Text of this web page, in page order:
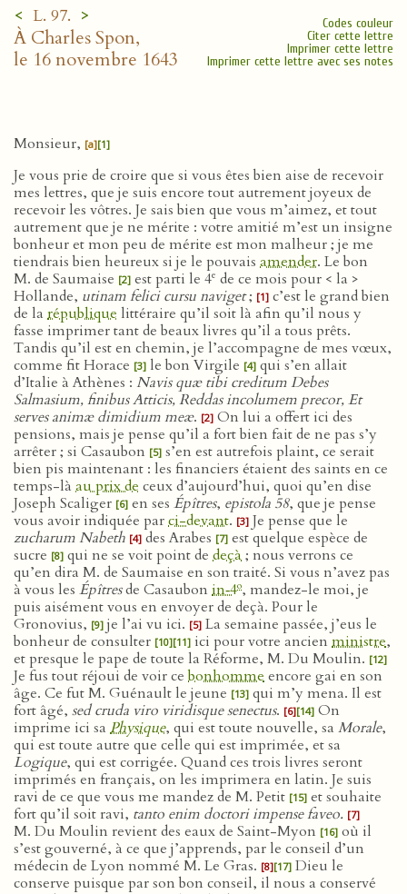
< L. 97. >
À Charles Spon,
le 16 novembre 1643
Codes couleur
Citer cette lettre
Imprimer cette lettre
Imprimer cette lettre avec ses notes
Monsieur, [a][1]
Je vous prie de croire que si vous êtes bien aise de recevoir
mes lettres, que je suis encore tout autrement joyeux de
recevoir les vôtres. Je sais bien que vous m’aimez, et tout
autrement que je ne mérite : votre amitié m’est un insigne
bonheur et mon peu de mérite est mon malheur ; je me
tiendrais bien heureux si je le pouvais amender. Le bon
M. de Saumaise [2] est parti le 4e de ce mois pour < la >
Hollande, utinam felici cursu naviget; [1] c’est le grand bien
de la république littéraire qu’il soit là afin qu’il nous y
fasse imprimer tant de beaux livres qu’il a tous prêts.
Tandis qu’il est en chemin, je l’accompagne de mes vœux,
comme fit Horace [3] le bon Virgile [4] qui s’en allait
d’Italie à Athènes : Navis quæ tibi creditum Debes
Salmasium, finibus Atticis, Reddas incolumem precor, Et
serves animæ dimidium meæ. [2] On lui a offert ici des
pensions, mais je pense qu’il a fort bien fait de ne pas s’y
arrêter ; si Casaubon [5] s’en est autrefois plaint, ce serait
bien pis maintenant : les financiers étaient des saints en ce
temps-là au prix de ceux d’aujourd’hui, quoi qu’en dise
Joseph Scaliger [6] en ses Épîtres, epistola 58, que je pense
vous avoir indiquée parci-devant. [3] Je pense que le
zucharum Nabeth [4] des Arabes [7] est quelque espèce de
sucre [8] qui ne se voit point de deçà; nous verrons ce
qu’en dira M. de Saumaise en son traité. Si vous n’avez pas
à vous les Épîtresde Casaubon in‑4o, mandez-le moi, je
puis aisément vous en envoyer de deçà. Pour le
Gronovius, [9] je l’ai vu ici. [5] La semaine passée, j’eus le
bonheur de consulter [10][11] ici pour votre ancien ministre,
et presque le pape de toute la Réforme, M. Du Moulin. [12]
Je fus tout réjoui de voir cebonhommeencore gai en son
âge. Ce fut M. Guénault le jeune [13] qui m’y mena. Il est
fort âgé, sed cruda viro viridisque senectus. [6][14] On
imprime ici sa Physique, qui est toute nouvelle, sa Morale,
qui est toute autre que celle qui est imprimée, et sa
Logique, qui est corrigée. Quand ces trois livres seront
imprimés en français, on les imprimera en latin. Je suis
ravi de ce que vous me mandez de M. Petit [15] et souhaite
fort qu’il soit ravi, tanto enim doctori impense faveo. [7]
M. Du Moulin revient des eaux de Saint-Myon [16] où il
s’est gouverné, à ce que j’apprends, par le conseil d’un
médecin de Lyon nommé M. Le Gras. [8][17] Dieu le
conserve puisque par son bon conseil, il nous a conservé